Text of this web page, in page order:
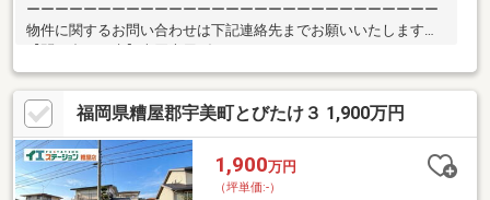
ーーーーーーーーーーーーーーーーーーーーーーーーーーーーー
物件に関するお問い合わせは下記連絡先までお願いいたします
ーーーーーーーーーーーーーーーーーーーーーーーーーーーーー
福岡県糟屋郡宇美町とびたけ３ 1,900万円
1,900万円
（坪単価:-）